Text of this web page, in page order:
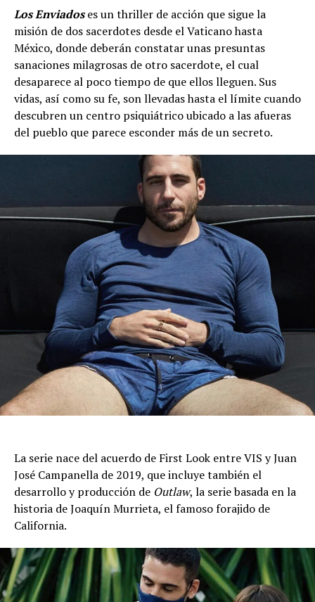
Los Enviadoses un thriller de acción que sigue la
misión de dos sacerdotes desde el Vaticano hasta
México, donde deberán constatar unas presuntas
sanaciones milagrosas de otro sacerdote, el cual
desaparece al poco tiempo de que ellos lleguen. Sus
vidas, así como su fe, son llevadas hasta el límite cuando
descubren un centro psiquiátrico ubicado a las afueras
del pueblo que parece esconder más de un secreto.
La serie nace del acuerdo de First Look entre VIS y Juan
José Campanella de 2019, que incluye también el
desarrollo y producción de Outlaw, la serie basada en la
historia de Joaquín Murrieta, el famoso forajido de
California.